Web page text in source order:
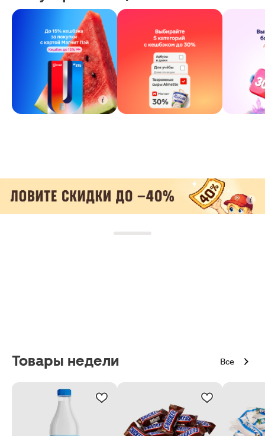
Товары недели Все